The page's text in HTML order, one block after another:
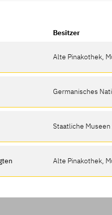
Besitzer
Alte Pinakothek,
Germanisches
Staatliche
Alte Pinakothek,